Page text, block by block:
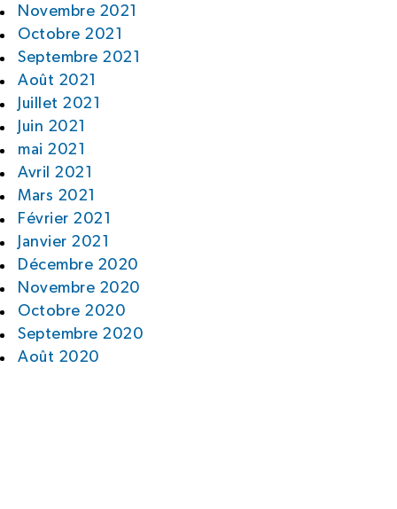
Novembre 2021
Octobre 2021
Septembre 2021
Août 2021
Juillet 2021
Juin 2021
mai 2021
Avril 2021
Mars 2021
Février 2021
Janvier 2021
Décembre 2020
Novembre 2020
Octobre 2020
Septembre 2020
Août 2020